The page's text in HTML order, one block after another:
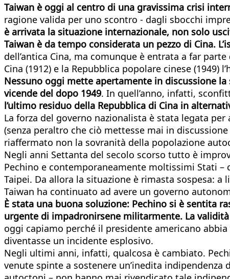
Taiwan è oggi al centro di una gravissima crisi
ragione valida per uno scontro - dagli sbocchi
è arrivata la situazione internazionale, non solo
Taiwan è da tempo considerata un pezzo di Cina.
dell’antica Cina, ma comunque è entrata a far
Cina (1912) e la Repubblica popolare cinese
Nessuno oggi mette apertamente in discussione
vicende del dopo 1949. In quell’anno, infatti,
l’ultimo residuo della Repubblica di Cina in
La forza del governo nazionalista è stata legata
(senza peraltro che ciò mettesse mai in
riaffermato non la sovranità della popolazione
Negli anni Settanta del secolo scorso tutto è
Pechino e contemporaneamente moltissimi Stati
Taipei. Da allora la situazione è rimasta sospesa:
Taiwan ha continuato ad avere un governo
È stata una buona soluzione: Pechino si è sentita
urgente di impadronirsene militarmente. La
oggi capiamo perché il presidente americano
diventasse un incidente esplosivo.
Negli ultimi anni, infatti, qualcosa è cambiato.
venute spinte a sostenere un’inedita